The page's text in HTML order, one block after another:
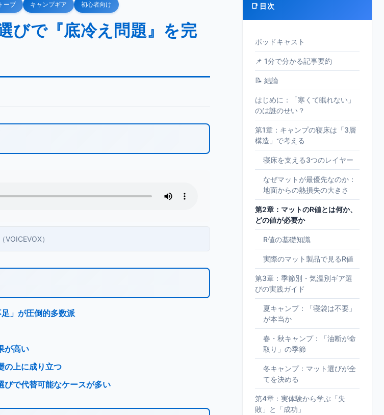
ーブ キャンプギア 初心者向け
びで『底冷え問題』を完
）
」が圧倒的多数派
が高い
の上に成り立つ
びで代替可能なケースが多い
📑 目次
ポッドキャスト
📌 1分で分かる記事要約
📝 結論
はじめに：「寒くて眠れない」
のは誰のせい？
第1章：キャンプの寝床は「3層
構造」で考える
寝床を支える3つのレイヤー
なぜマットが最優先なのか：
地面からの熱損失の大きさ
第2章：マットのR値とは何か、
どの値が必要か
R値の基礎知識
実際のマット製品で見るR値
第3章：季節別・気温別ギア選
びの実践ガイド
夏キャンプ：「寝袋は不要」
が本当か
春・秋キャンプ：「油断が命
取り」の季節
冬キャンプ：マット選びが全
てを決める
第4章：実体験から学ぶ「失
敗」と「成功」